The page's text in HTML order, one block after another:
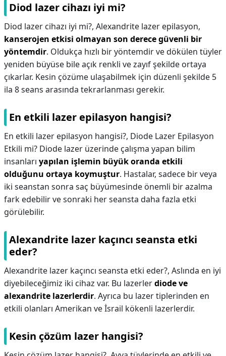
Diod lazer cihazı iyi mi?
Diod lazer cihazı iyi mi?, Alexandrite lazer epilasyon,
kanserojen etkisi olmayan son derece güvenli bir
yöntemdir. Oldukça hızlı bir yöntemdir ve dökülen tüyler
yeniden büyüse bile açık renkli ve zayıf şekilde ortaya
çıkarlar. Kesin çözüme ulaşabilmek için düzenli şekilde 5
ila 8 seans arasında tekrarlanması gerekir.
En etkili lazer epilasyon hangisi?
En etkili lazer epilasyon hangisi?, Diode Lazer Epilasyon
Etkili mi? Diode lazer üzerinde çalışma yapan bilim
insanları yapılan işlemin büyük oranda etkili
olduğunu ortaya koymuştur. Hastalar, sadece bir veya
iki seanstan sonra saç büyümesinde önemli bir azalma
fark edebilir ve sonraki her seansta daha fazla etki
görülebilir.
Alexandrite lazer kaçıncı seansta etki
eder?
Alexandrite lazer kaçıncı seansta etki eder?, Aslında en iyi
diyebileceğimiz iki cihaz var. Bu lazerlerdiode ve
alexandrite lazerlerdir. Ayrıca bu lazer tiplerinden en
etkili olanları Amerikan ve İsrail kökenli lazerlerdir.
Kesin çözüm lazer hangisi?